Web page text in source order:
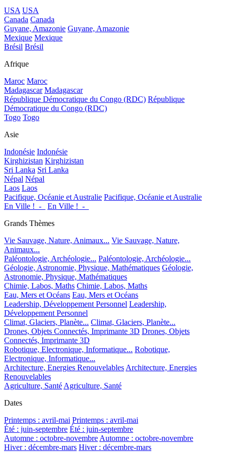
USA USA
Canada Canada
Guyane, Amazonie Guyane, Amazonie
Mexique Mexique
Brésil Brésil
Afrique
Maroc Maroc
Madagascar Madagascar
République Démocratique du Congo (RDC) République
Démocratique du Congo (RDC)
Togo Togo
Asie
Indonésie Indonésie
Kirghizistan Kirghizistan
Sri Lanka Sri Lanka
Népal Népal
Laos Laos
Pacifique, Océanie et Australie Pacifique, Océanie et Australie
En Ville !_-_
En Ville !_-_
Grands Thèmes
Vie Sauvage, Nature, Animaux... Vie Sauvage, Nature,
Animaux...
Paléontologie, Archéologie... Paléontologie, Archéologie...
Géologie, Astronomie, Physique, Mathématiques Géologie,
Astronomie, Physique, Mathématiques
Chimie, Labos, Maths Chimie, Labos, Maths
Eau, Mers et Océans Eau, Mers et Océans
Leadership, Développement Personnel Leadership,
Développement Personnel
Climat, Glaciers, Planète... Climat, Glaciers, Planète...
Drones, Objets Connectés, Imprimante 3D Drones, Objets
Connectés, Imprimante 3D
Robotique, Electronique, Informatique... Robotique,
Electronique, Informatique...
Architecture, Energies Renouvelables Architecture, Energies
Renouvelables
Agriculture, Santé Agriculture, Santé
Dates
Printemps : avril-mai Printemps : avril-mai
Été : juin-septembre Été : juin-septembre
Automne : octobre-novembre Automne : octobre-novembre
Hiver : décembre-mars Hiver : décembre-mars